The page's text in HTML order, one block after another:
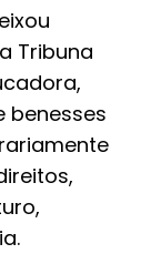
Tribuna
benesses